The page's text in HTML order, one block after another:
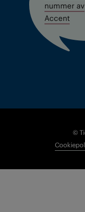
nummer av
Accent
©